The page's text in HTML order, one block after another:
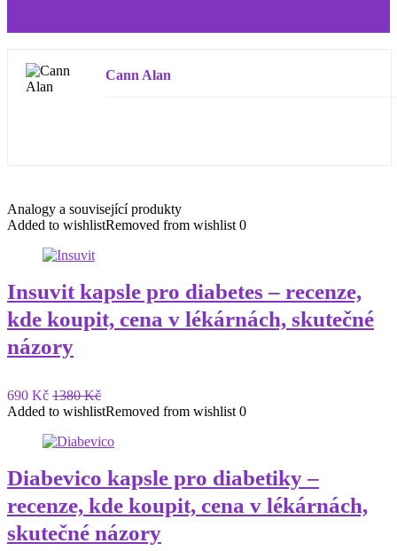
Cann Alan
Analogy a související produkty
Added to wishlistRemoved from wishlist 0
Insuvit kapsle pro diabetes – recenze,
kde koupit, cena v lékárnách, skutečné
názory
690 Kč 1380 Kč
Added to wishlistRemoved from wishlist 0
Diabevico kapsle pro diabetiky –
recenze, kde koupit, cena v lékárnách,
skutečné názory